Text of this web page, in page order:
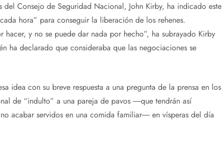
Consejo de Seguridad Nacional, John Kirby, ha indicado este
hora” para conseguir la liberación de los rehenes.
y no se puede dar nada por hecho”, ha subrayado Kirby
ha declarado que consideraba que las negociaciones se
idea con su breve respuesta a una pregunta de la prensa en los
de “indulto” a una pareja de pavos ―que tendrán así
acabar servidos en una comida familiar― en vísperas del día